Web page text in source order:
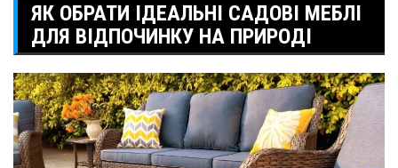
ЯК ОБРАТИ ІДЕАЛЬНІ САДОВІ МЕБЛІ
ДЛЯ ВІДПОЧИНКУ НА ПРИРОДІ